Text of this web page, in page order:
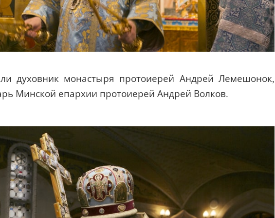
духовник монастыря протоиерей Андрей Лемешонок,
Минской епархии протоиерей Андрей Волков.